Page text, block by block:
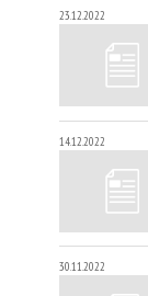
23.12.2022
14.12.2022
30.11.2022